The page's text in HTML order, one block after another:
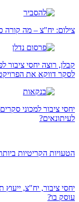
צילום: יח"צ – מה
לסקר דווקא את
יחסי ציבור למכוני
לעיתונאים?
הטעויות הקריטיות
יחסי ציבור, יח"צ,
עוסק בו?